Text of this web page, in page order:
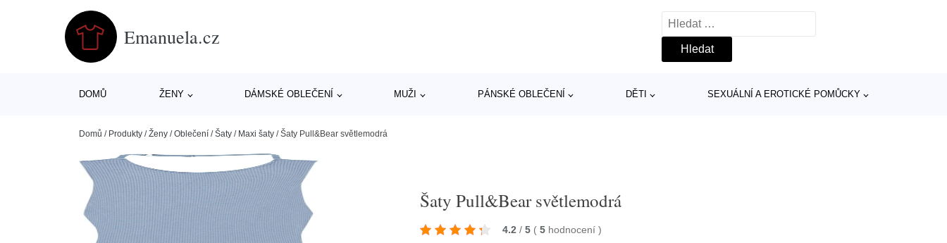
Emanuela.cz
Vyhledávání
DOMŮ ŽENY DÁMSKÉ OBLEČENÍ MUŽI PÁNSKÉ OBLEČENÍ DĚTI SEXUÁLNÍ A EROTICKÉ POMŮCKY
Domů / Produkty /Ženy /Oblečení /Šaty / Maxi šaty /Šaty Pull&Bear světlemodrá
Šaty Pull&Bear světlemodrá
4.2 / 5 ( 5 hodnocení)